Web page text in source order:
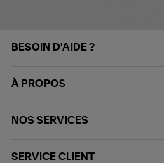
BESOIN D'AIDE ?
À PROPOS
NOS SERVICES
SERVICE CLIENT